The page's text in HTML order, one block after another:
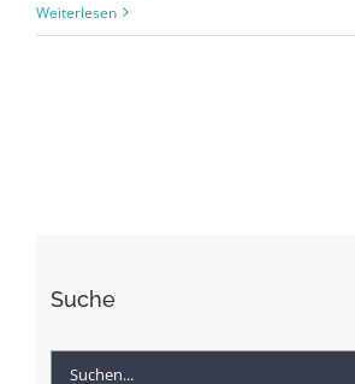
Weiterlesen
Suche
Suche